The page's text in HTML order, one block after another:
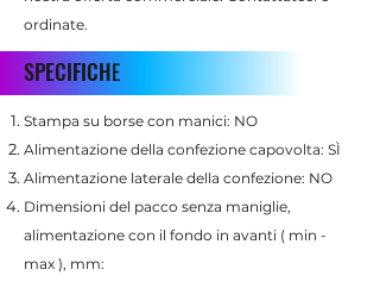
ordinate.
SPECIFICHЕ
Stampa su borse con manici: NO
Alimentazione della confezione capovolta: SÌ
Alimentazione laterale della confezione: NO
Dimensioni del pacco senza maniglie,
alimentazione con il fondo in avanti ( min -
max ), mm: